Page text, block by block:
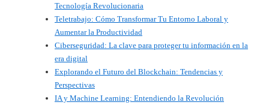
Tecnología Revolucionaria
Teletrabajo: Cómo Transformar Tu Entorno Laboral y
Aumentar la Productividad
Ciberseguridad: La clave para proteger tu información en la
era digital
Explorando el Futuro del Blockchain: Tendencias y
Perspectivas
IA y Machine Learning: Entendiendo la Revolución